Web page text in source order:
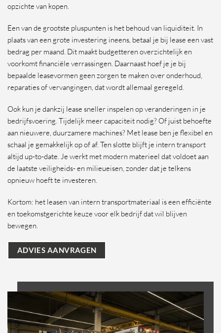
opzichte van kopen.
Een van de grootste pluspunten is het behoud van liquiditeit. In
plaats van een grote investering ineens, betaal je bij lease een vast
bedrag per maand. Dit maakt budgetteren overzichtelijk en
voorkomt financiële verrassingen. Daarnaast hoef je je bij
bepaalde leasevormen geen zorgen te maken over onderhoud,
reparaties of vervangingen, dat wordt allemaal geregeld.
Ook kun je dankzij lease sneller inspelen op veranderingen in je
bedrijfsvoering. Tijdelijk meer capaciteit nodig? Of juist behoefte
aan nieuwere, duurzamere machines? Met lease ben je flexibel en
schaal je gemakkelijk op of af. Ten slotte blijft je intern transport
altijd up-to-date. Je werkt met modern materieel dat voldoet aan
de laatste veiligheids- en milieueisen, zonder dat je telkens
opnieuw hoeft te investeren.
Kortom: het leasen van intern transportmateriaal is een efficiënte
en toekomstgerichte keuze voor elk bedrijf dat wil blijven
bewegen.
ADVIES AANVRAGEN